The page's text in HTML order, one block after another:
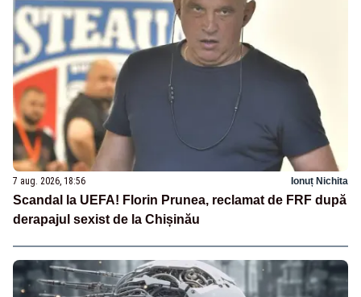
7 aug. 2026, 18:56 Ionuț Nichita
Scandal la UEFA! Florin Prunea, reclamat de FRF după
derapajul sexist de la Chișinău